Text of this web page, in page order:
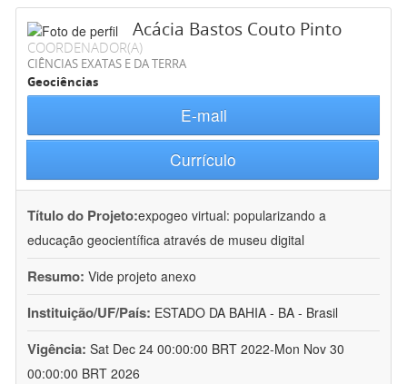
Acácia Bastos Couto Pinto
COORDENADOR(A)
CIÊNCIAS EXATAS E DA TERRA
Geociências
E-mail
Currículo
Título do Projeto:expogeo virtual: popularizando a
educação geocientífica através de museu digital
Resumo: Vide projeto anexo
Instituição/UF/País: ESTADO DA BAHIA - BA - Brasil
Vigência: Sat Dec 24 00:00:00 BRT 2022-Mon Nov 30
00:00:00 BRT 2026